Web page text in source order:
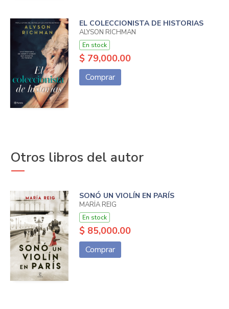
EL COLECCIONISTA DE HISTORIAS
ALYSON RICHMAN
En stock
$ 79,000.00
Comprar
Otros libros del autor
SONÓ UN VIOLÍN EN PARÍS
MARÍA REIG
En stock
$ 85,000.00
Comprar